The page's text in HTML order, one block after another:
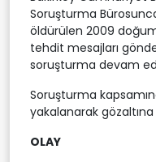
Soruşturma
öldürülen 2009
tehdit mesajları
soruşturma devam
Soruşturma
yakalanarak gözaltına
OLAY